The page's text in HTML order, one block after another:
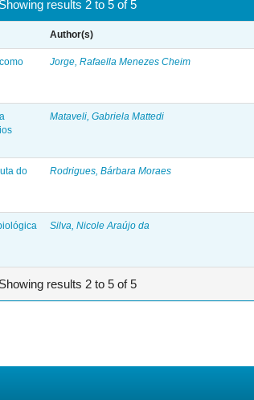
Showing results 2 to 5 of 5
Author(s)
Jorge, Rafaella Menezes Cheim
Mataveli, Gabriela Mattedi
do
Rodrigues, Bárbara Moraes
Silva, Nicole Araújo da
Showing results 2 to 5 of 5